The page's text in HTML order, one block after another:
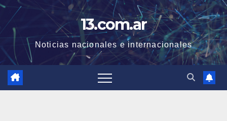
Skip
content
13.com.ar
Noticias nacionales e internacionales